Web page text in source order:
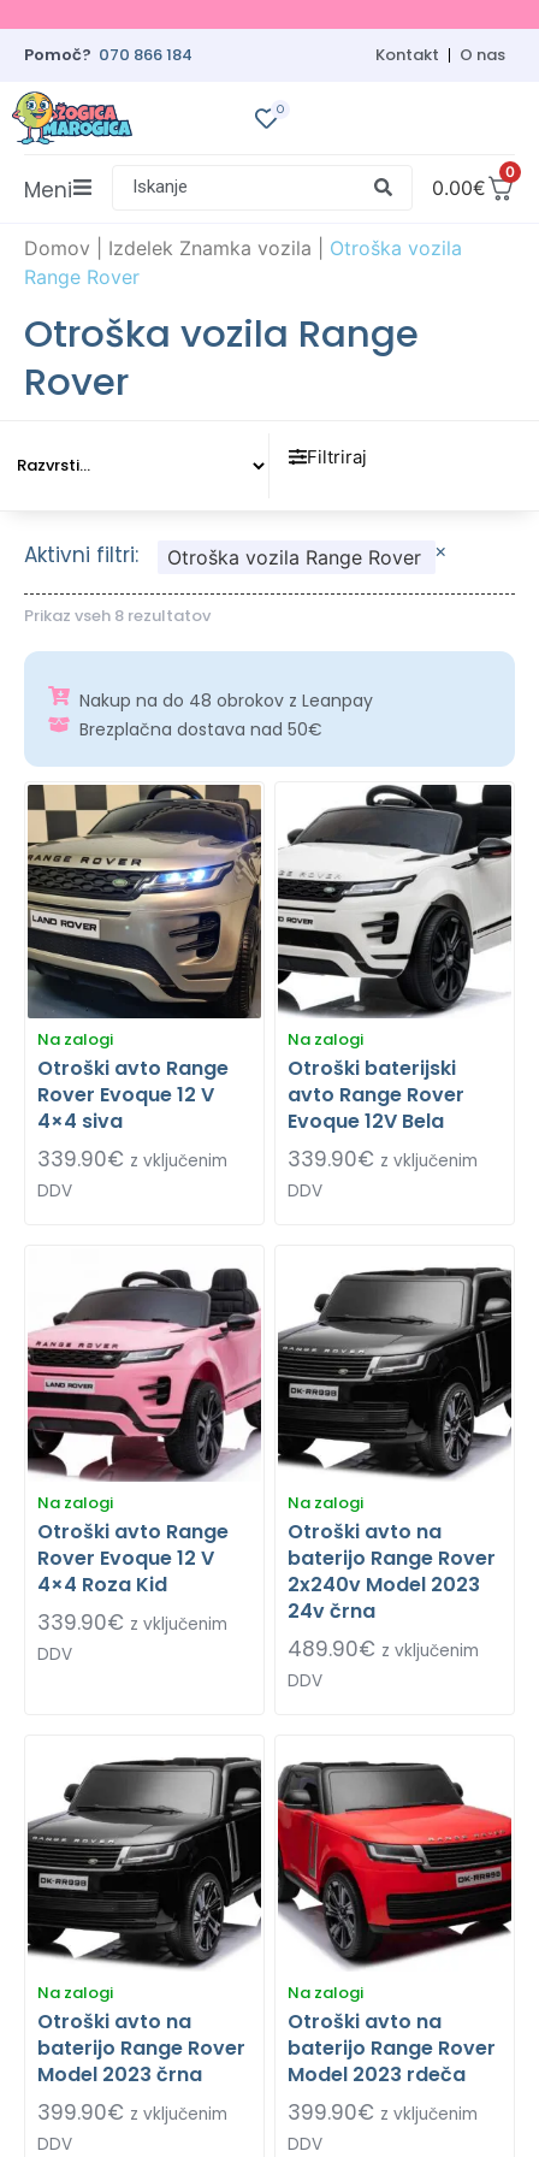
Pomoč? 070 866 184 Kontakt O nas
0
0
0.00€
Iskanje
Meni
Domov Izdelek Znamka vozila
Otroška vozila
Range Rover
Otroška vozila Range
Rover
Filtriraj
Prikaz vseh 8 rezultatov
Aktivni filtri: Otroška vozila Range Rover ×
Nakup na do 48 obrokov z Leanpay
Brezplačna dostava nad 50€
Na zalogi
Otroški avto Range
Rover Evoque 12 V
4×4 siva
339.90€ z vključenim
DDV
Na zalogi
Otroški baterijski
avto Range Rover
Evoque 12V Bela
339.90€ z vključenim
DDV
Na zalogi
Otroški avto Range
Rover Evoque 12 V
4×4 Roza Kid
339.90€ z vključenim
DDV
Na zalogi
Otroški avto na
baterijo Range Rover
2x240v Model 2023
24v črna
489.90€ z vključenim
DDV
Na zalogi
Otroški avto na
baterijo Range Rover
Model 2023 črna
399.90€ z vključenim
DDV
Na zalogi
Otroški avto na
baterijo Range Rover
Model 2023 rdeča
399.90€ z vključenim
DDV